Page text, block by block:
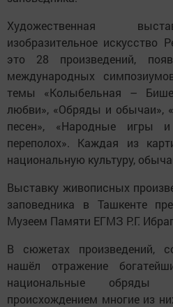
Художественная
изобразительное искусство
это 28 произведений,
международных
темы «Колыбельная –
любви», «Обряды и обычаи»,
песен», «Народные игры
переполох». Каждая из
национальную культуру,
Выставку живописных
заповедника в Ташкенте
Музеем Памяти ЕГМЗ Р.Г.
В сюжетах произведений,
нашёл отражение
национальные
происхождением многие из